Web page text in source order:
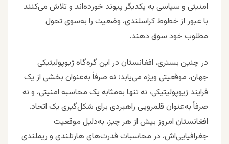
امنیتی و سیاسی به یکدیگر پیوند خورده‌اند و تلاش می‌کنند
با عبور از خطوط کراسلندی، وضعیت را به‌سوی تحول
مطلوب خود سوق دهند.
در چنین بستری، افغانستان در این گره‌گاه ژیوپولیتیکی
جهان، موقعیتی ویژه می‌یابد؛ نه صرفاً به‌عنوان بخشی از یک
فرایند ژیوپولیتیکی، نه تنها به‌مثابه یک محاسبه امنیتی، و نه
صرفاً به‌عنوان قلمرویی راهبردی برای شکل‌گیری یک اتحاد.
افغانستان امروز بیش از هر چیز، به‌دلیل موقعیت
جغرافیایی‌اش، در محاسبات قدرت‌های هارتلندی و ریملندی